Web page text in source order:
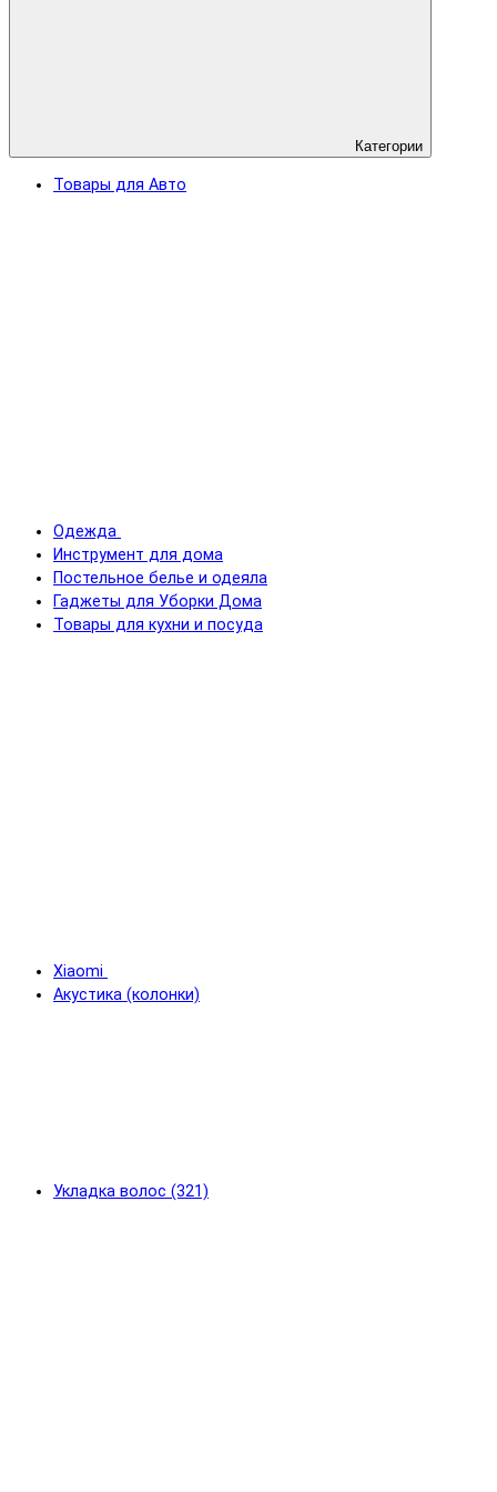
Категории
Товары для Авто
Одежда
Инструмент для дома
Постельное белье и одеяла
Гаджеты для Уборки Дома
Товары для кухни и посуда
Xiaomi
Акустика (колонки)
Укладка волос (321)